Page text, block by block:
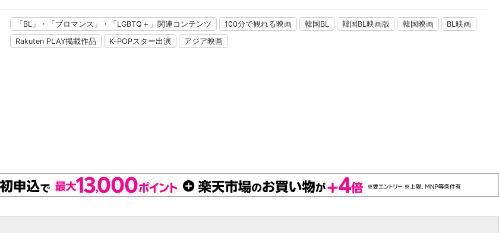
「BL」・「ブロマンス」・「LGBTQ＋」関連コンテンツ 100分で観れる映画 韓国BL 韓国BL映画版 韓国映画
BL映画
Rakuten PLAY掲載作品
K-POPスター出演 アジア映画